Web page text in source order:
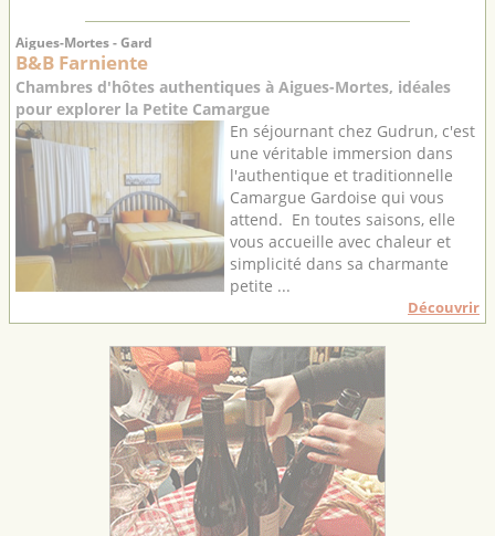
Aigues-Mortes - Gard
B&B Farniente
Chambres d'hôtes authentiques à Aigues-Mortes, idéales
pour explorer la Petite Camargue
En séjournant chez Gudrun, c'est
une véritable immersion dans
l'authentique et traditionnelle
Camargue Gardoise qui vous
attend. En toutes saisons, elle
vous accueille avec chaleur et
simplicité dans sa charmante
petite ...
Découvrir